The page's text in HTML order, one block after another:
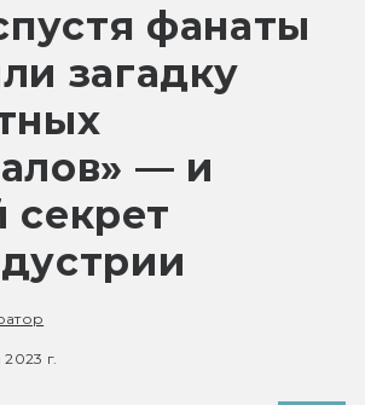
фанаты
загадку
— и
секрет
г.